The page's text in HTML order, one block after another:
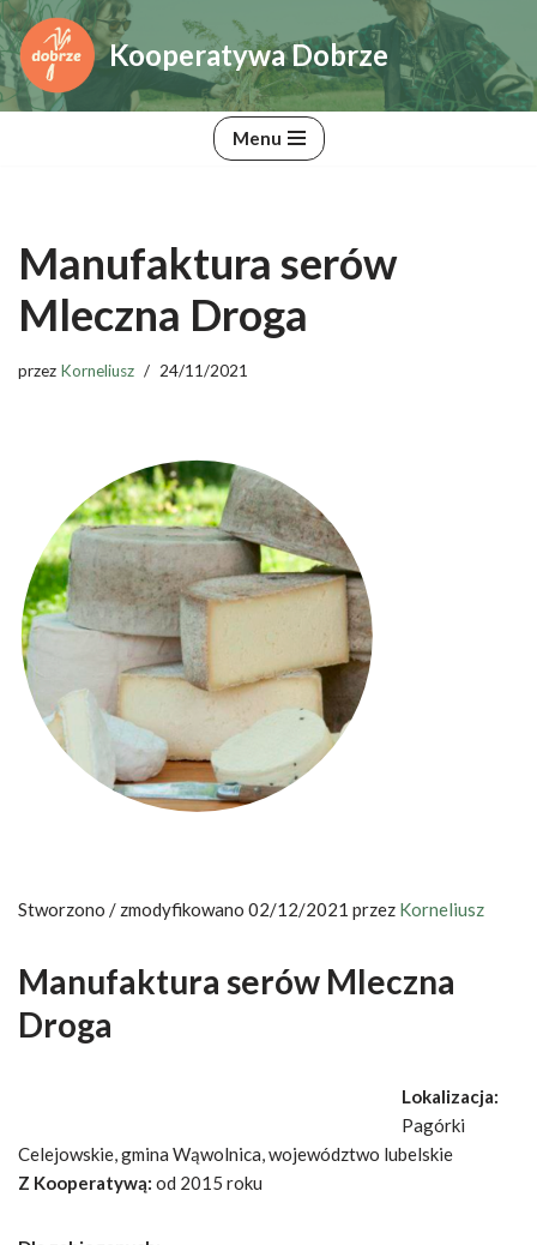
Przejdź
do
Kooperatywa Dobrze
Menu
Manufaktura serów
Mleczna Droga
przez Korneliusz 24/11/2021
Stworzono / zmodyfikowano 02/12/2021 przez Korneliusz
Manufaktura serów Mleczna
Droga
Lokalizacja:
Pagórki
Celejowskie, gmina Wąwolnica, województwo lubelskie
Z Kooperatywą: od 2015 roku